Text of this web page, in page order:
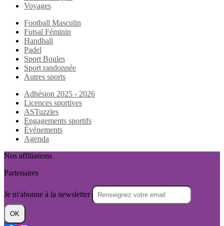
Voyages
Football Masculin
Futsal Féminin
Handball
Padel
Sport Boules
Sport randonnée
Autres sports
Adhésion 2025 - 2026
Licences sportives
ASTuzzles
Engagements sportifs
Événements
Agenda
Nos affiliations
Partenaires
Je m'abonne à la newsletter
OK